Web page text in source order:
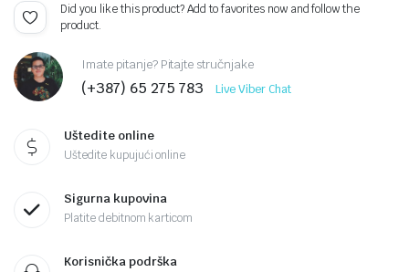
Did you like this product? Add to favorites now and follow the
product.
Imate pitanje? Pitajte stručnjake
(+387) 65 275 783 Live Viber Chat
Uštedite online
Uštedite kupujući online
Sigurna kupovina
Platite debitnom karticom
Korisnička podrška